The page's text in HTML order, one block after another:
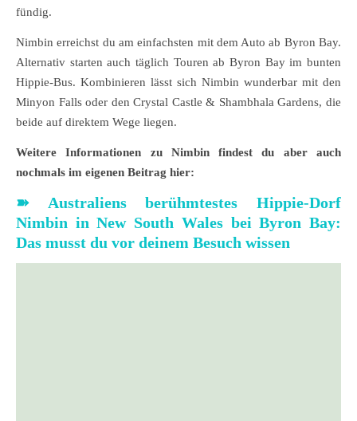
fündig.
Nimbin erreichst du am einfachsten mit dem Auto ab Byron Bay.
Alternativ starten auch täglich Touren ab Byron Bay im bunten
Hippie-Bus. Kombinieren lässt sich Nimbin wunderbar mit den
Minyon Falls oder den Crystal Castle & Shambhala Gardens, die
beide auf direktem Wege liegen.
Weitere Informationen zu Nimbin findest du aber auch
nochmals im eigenen Beitrag hier:
➽ Australiens berühmtestes Hippie-Dorf
Nimbin in New South Wales bei Byron Bay:
Das musst du vor deinem Besuch wissen